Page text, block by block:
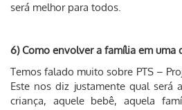
será melhor para todos.
6) Como envolver a família em uma
Temos falado muito sobre PTS –
Este nos diz justamente qual será
criança, aquele bebê, aquela